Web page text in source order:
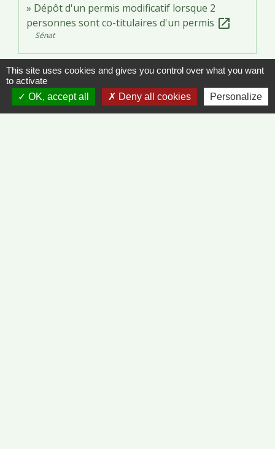
Dépôt d'un permis modificatif lorsque 2
personnes sont co-titulaires d'un permis open_in_new
Sénat
Signaler une erreur sur cette page
This site uses cookies and gives you control over what you want
to activate
OK, accept all
Deny all cookies Personalize